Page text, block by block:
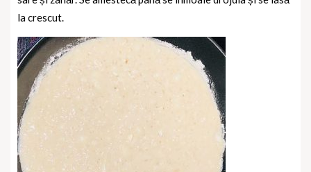
la crescut.